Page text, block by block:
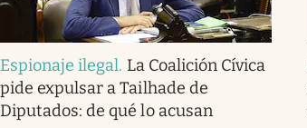
Espionaje ilegal. La Coalición Cívica
pide expulsar a Tailhade de
Diputados: de qué lo acusan